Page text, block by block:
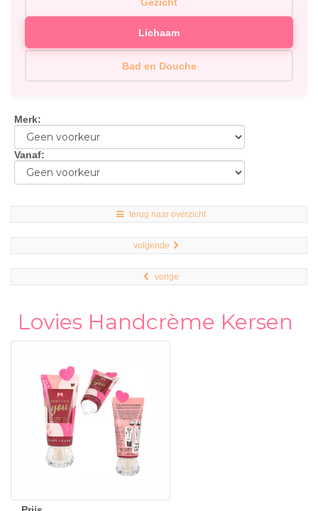
Lichaam
Bad en Douche
Merk:
Vanaf:
terug naar overzicht
volgende
vorige
Lovies Handcrème Kersen